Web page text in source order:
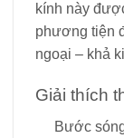
kính này
phương tiện
ngoại – khả
Giải thích
Bước